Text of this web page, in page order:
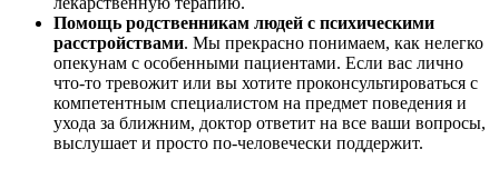
Помощь родственникам людей с психическими
расстройствами. Мы прекрасно понимаем, как нелегко
опекунам с особенными пациентами. Если вас лично
что-то тревожит или вы хотите проконсультироваться с
компетентным специалистом на предмет поведения и
ухода за ближним, доктор ответит на все ваши вопросы,
выслушает и просто по-человечески поддержит.